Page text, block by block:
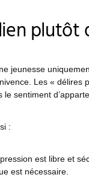
jeunesse
Les « délires
sentiment
:
est libre et
est nécessaire.